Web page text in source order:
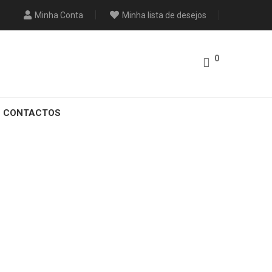
Minha Conta Minha lista de desejos
0
CONTACTOS